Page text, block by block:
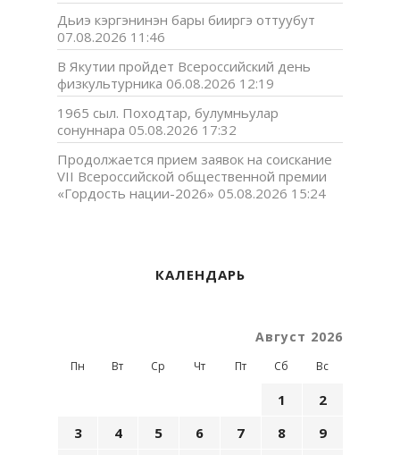
Дьиэ кэргэнинэн бары бииргэ оттуубут
07.08.2026 11:46
В Якутии пройдет Всероссийский день
физкультурника 06.08.2026 12:19
1965 сыл. Походтар, булумньулар
сонуннара 05.08.2026 17:32
Продолжается прием заявок на соискание
VII Всероссийской общественной премии
«Гордость нации-2026» 05.08.2026 15:24
КАЛЕНДАРЬ
Август 2026
Пн Вт Ср Чт Пт Сб Вс
1
2
3
4 5 6 7 8
9